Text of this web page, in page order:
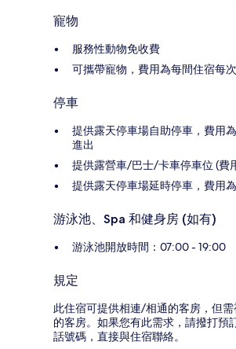
寵物
服務性動物免收費
可攜帶寵物，費用為每間住宿每
停車
提供露天停車場自助停車，費用
進出
提供露營車/巴士/卡車停車位 (費
提供露天停車場延時停車，費用
游泳池、Spa 和健身房 (如有)
游泳池開放時間：07:00 - 19:00
規定
此住宿可提供相連/相通的客房，但
的客房。如果您有此需求，請撥打預
話號碼，直接與住宿聯絡。